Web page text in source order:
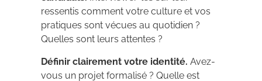
ressentis comment votre culture et vos
pratiques sont vécues au quotidien ?
Quelles sont leurs attentes ?
Définir clairement votre identité. Avez-
vous un projet formalisé ? Quelle est